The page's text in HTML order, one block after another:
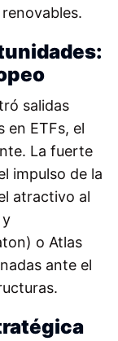
salidas
en ETFs, el
La fuerte
impulso de la
atractivo al
y
o Atlas
ante el